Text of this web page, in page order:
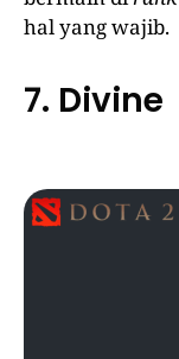
hal yang wajib.
7. Divine